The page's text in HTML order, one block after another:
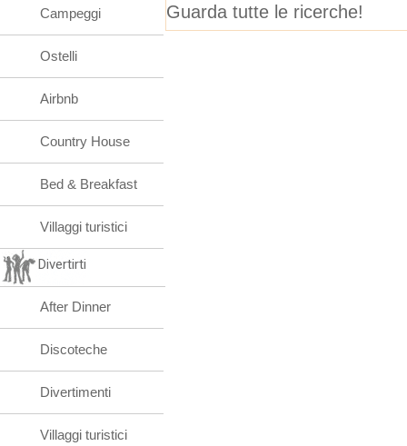
Guarda tutte le ricerche!
Campeggi
Ostelli
Airbnb
Country House
Bed & Breakfast
Villaggi turistici
Divertirti
After Dinner
Discoteche
Divertimenti
Villaggi turistici